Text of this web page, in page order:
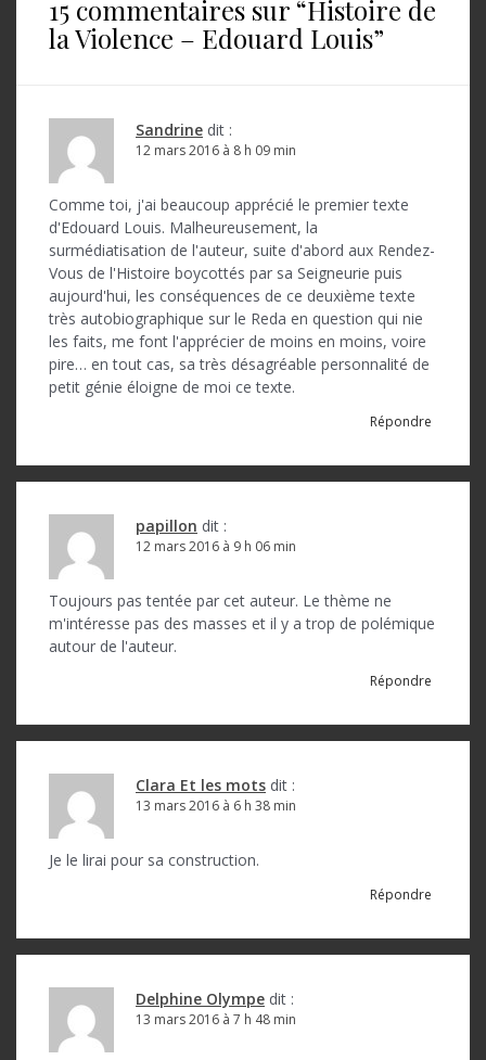
i
15 commentaires sur “Histoire de
la Violence – Edouard Louis”
Sandrine dit :
12 mars 2016 à 8 h 09 min
Comme toi, j'ai beaucoup apprécié le premier texte
d'Edouard Louis. Malheureusement, la
surmédiatisation de l'auteur, suite d'abord aux Rendez-
Vous de l'Histoire boycottés par sa Seigneurie puis
aujourd'hui, les conséquences de ce deuxième texte
très autobiographique sur le Reda en question qui nie
les faits, me font l'apprécier de moins en moins, voire
pire… en tout cas, sa très désagréable personnalité de
petit génie éloigne de moi ce texte.
Répondre
papillon dit :
12 mars 2016 à 9 h 06 min
Toujours pas tentée par cet auteur. Le thème ne
m'intéresse pas des masses et il y a trop de polémique
autour de l'auteur.
Répondre
Clara Et les mots dit :
13 mars 2016 à 6 h 38 min
Je le lirai pour sa construction.
Répondre
Delphine Olympe dit :
13 mars 2016 à 7 h 48 min